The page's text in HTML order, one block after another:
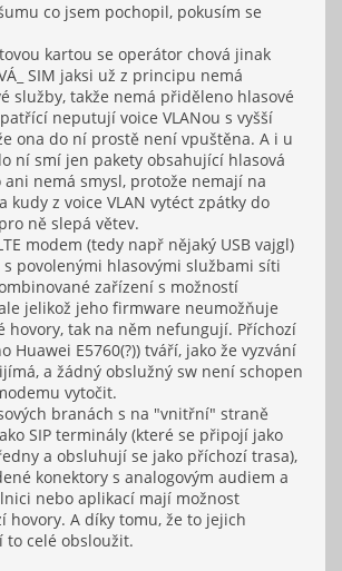
co jsem pochopil, pokusím se
kartou se operátor chová jinak
SIM jaksi už z principu nemá
služby, takže nemá přiděleno hlasové
neputují voice VLANou s vyšší
ona do ní prostě není vpuštěna. A i u
ní smí jen pakety obsahující hlasová
nemá smysl, protože nemají na
kudy z voice VLAN vytéct zpátky do
ně slepá větev.
modem (tedy např nějaký USB vajgl)
s povolenými hlasovými službami síti
zařízení s možností
jelikož jeho firmware neumožňuje
hovory, tak na něm nefungují. Příchozí
Huawei E5760(?)) tváří, jako že vyzvání
a žádný obslužný sw není schopen
vytočit.
branách s na "vnitřní" straně
SIP terminály (které se připojí jako
a obsluhují se jako příchozí trasa),
konektory s analogovým audiem a
nebo aplikací mají možnost
hovory. A díky tomu, že to jejich
celé obsloužit.